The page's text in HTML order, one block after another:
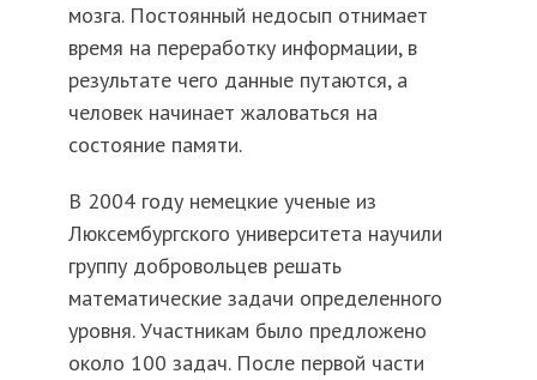
мозга. Постоянный недосып отнимает
время на переработку информации, в
результате чего данные путаются, а
человек начинает жаловаться на
состояние памяти.
В 2004 году немецкие ученые из
Люксембургского университета научили
группу добровольцев решать
математические задачи определенного
уровня. Участникам было предложено
около 100 задач. После первой части